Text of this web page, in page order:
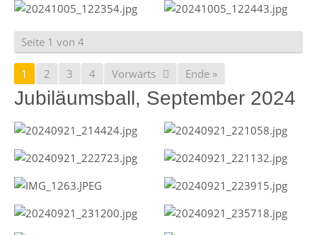
Seite 1 von 4
1 2 3 4 Vorwärts Ende »
Jubiläumsball, September 2024